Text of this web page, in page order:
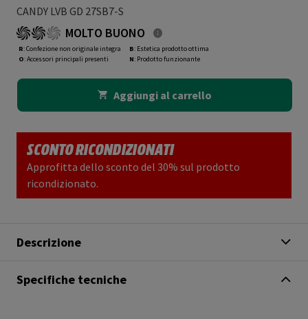
CANDY LVB GD 27SB7-S
MOLTO BUONO
R: Confezione non originale integra
O: Accessori principali presenti
B: Estetica prodotto ottima
N: Prodotto funzionante
Aggiungi al carrello
SCONTO RICONDIZIONATI
Approfitta dello sconto del 30% sul prodotto
ricondizionato.
Descrizione
Specifiche tecniche